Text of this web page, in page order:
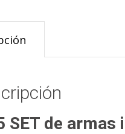
SET de